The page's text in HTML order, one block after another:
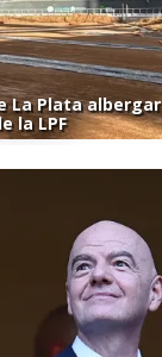
La Plata
la LPF